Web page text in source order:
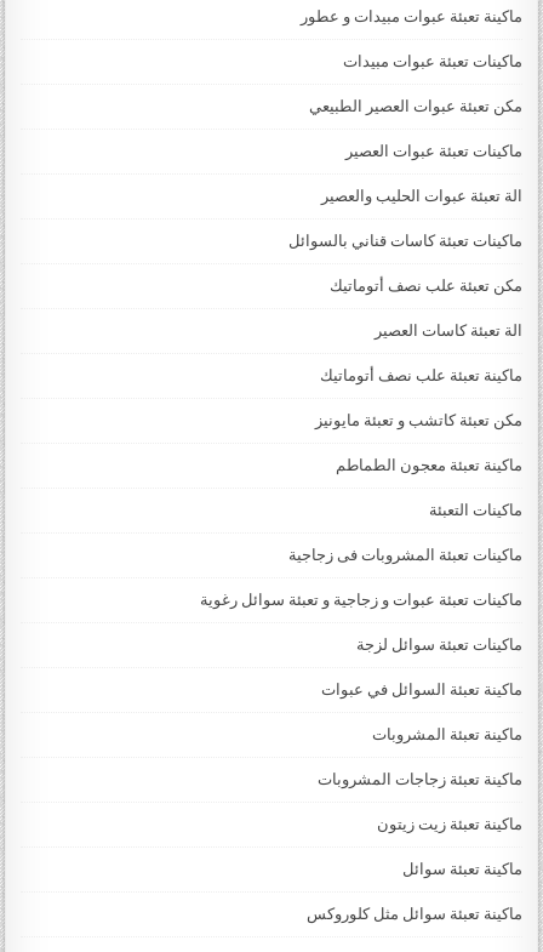
ماكينة تعبئة عبوات مبيدات و عطور
ماكينات تعبئة عبوات مبيدات
مكن تعبئة عبوات العصير الطبيعي
ماكينات تعبئة عبوات العصير
الة تعبئة عبوات الحليب والعصير
ماكينات تعبئة كاسات قناني بالسوائل
مكن تعبئة علب نصف أتوماتيك
الة تعبئة كاسات العصير
ماكينة تعبئة علب نصف أتوماتيك
مكن تعبئة كاتشب و تعبئة مايونيز
ماكينة تعبئة معجون الطماطم
ماكينات التعبئة
ماكينات تعبئة المشروبات فى زجاجية
ماكينات تعبئة عبوات و زجاجية و تعبئة سوائل رغوية
ماكينات تعبئة سوائل لزجة
‏‏‏ماكينة تعبئة السوائل في عبوات
ماكينة تعبئة المشروبات
ماكينة تعبئة زجاجات المشروبات
ماكينة تعبئة زيت زيتون
ماكينة تعبئة سوائل
ماكينة تعبئة سوائل مثل كلوروكس